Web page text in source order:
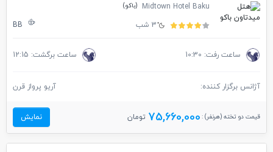
Midtown Hotel Baku (باکو)
3 شب BB
ساعت رفت: 10:30 ساعت برگشت: 12:15
آژانس برگزار کننده: آریو پرواز قرن
قیمت دو تخته (هرنفر) : 75,660,000 تومان نمایش